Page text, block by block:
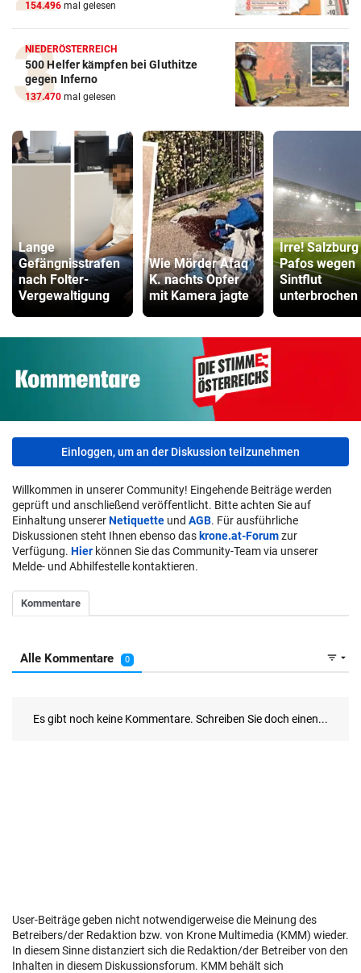
154.496 mal gelesen
NIEDERÖSTERREICH
500 Helfer kämpfen bei Gluthitze
gegen Inferno
137.470 mal gelesen
Lange
Gefängnisstrafen
nach Folter-
Vergewaltigung
Wie Mörder Afaq
K. nachts Opfer
mit Kamera jagte
Irre!
Pafos wegen
Sintflut
unterbrochen
Einloggen, um an der Diskussion teilzunehmen
Willkommen in unserer Community! Eingehende Beiträge werden
geprüft und anschließend veröffentlicht. Bitte achten Sie auf
Einhaltung unsererNetiquette und AGB. Für ausführliche
Diskussionen steht Ihnen ebenso das krone.at-Forumzur
Verfügung. Hier können Sie das Community-Team via unserer
Melde- und Abhilfestelle kontaktieren.
User-Beiträge geben nicht notwendigerweise die Meinung des
Betreibers/der Redaktion bzw. von Krone Multimedia (KMM) wieder.
In diesem Sinne distanziert sich die Redaktion/der Betreiber von den
Inhalten in diesem Diskussionsforum. KMM behält sich